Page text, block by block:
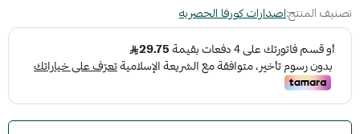
تصنيف المنتج:اصدارات كورفا الحصريه